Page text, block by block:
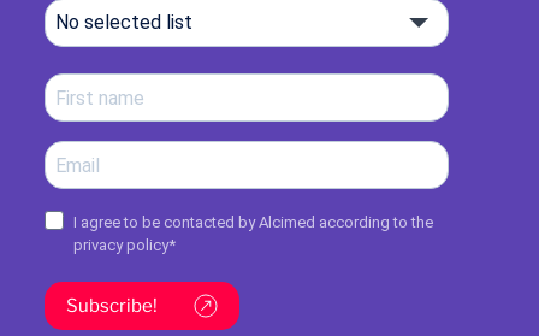
No selected list
I agree to be contacted by Alcimed according to the
privacy policy*
Subscribe!